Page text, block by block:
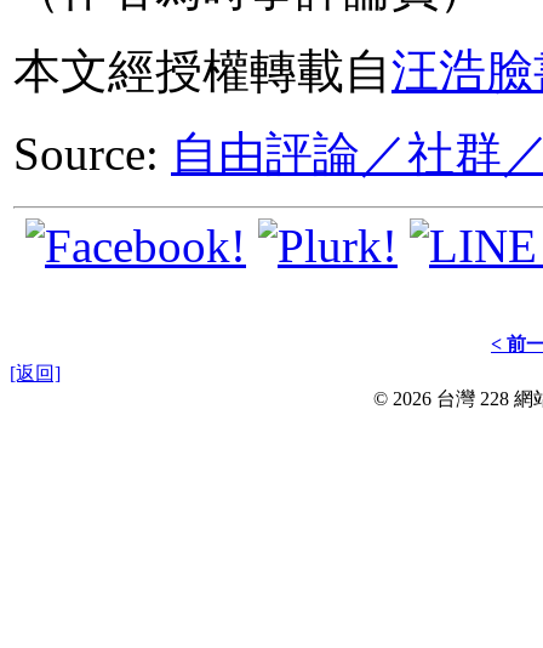
本文經授權轉載自汪浩
Source: 自由評論／社群
< 前
[返回]
© 2026 台灣 228 網